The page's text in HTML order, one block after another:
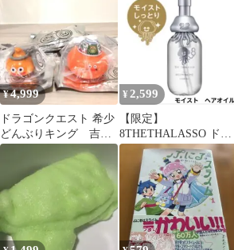
¥4,999
ドラゴンクエスト 希少
どんぶりキング 吉野
家スラミチ 看板 フィ
ギュア3種セット
¥ 2,599
【限定】
8THETHALASSO ドラ
クエ ヘアオイル ホイ
ミスライム★